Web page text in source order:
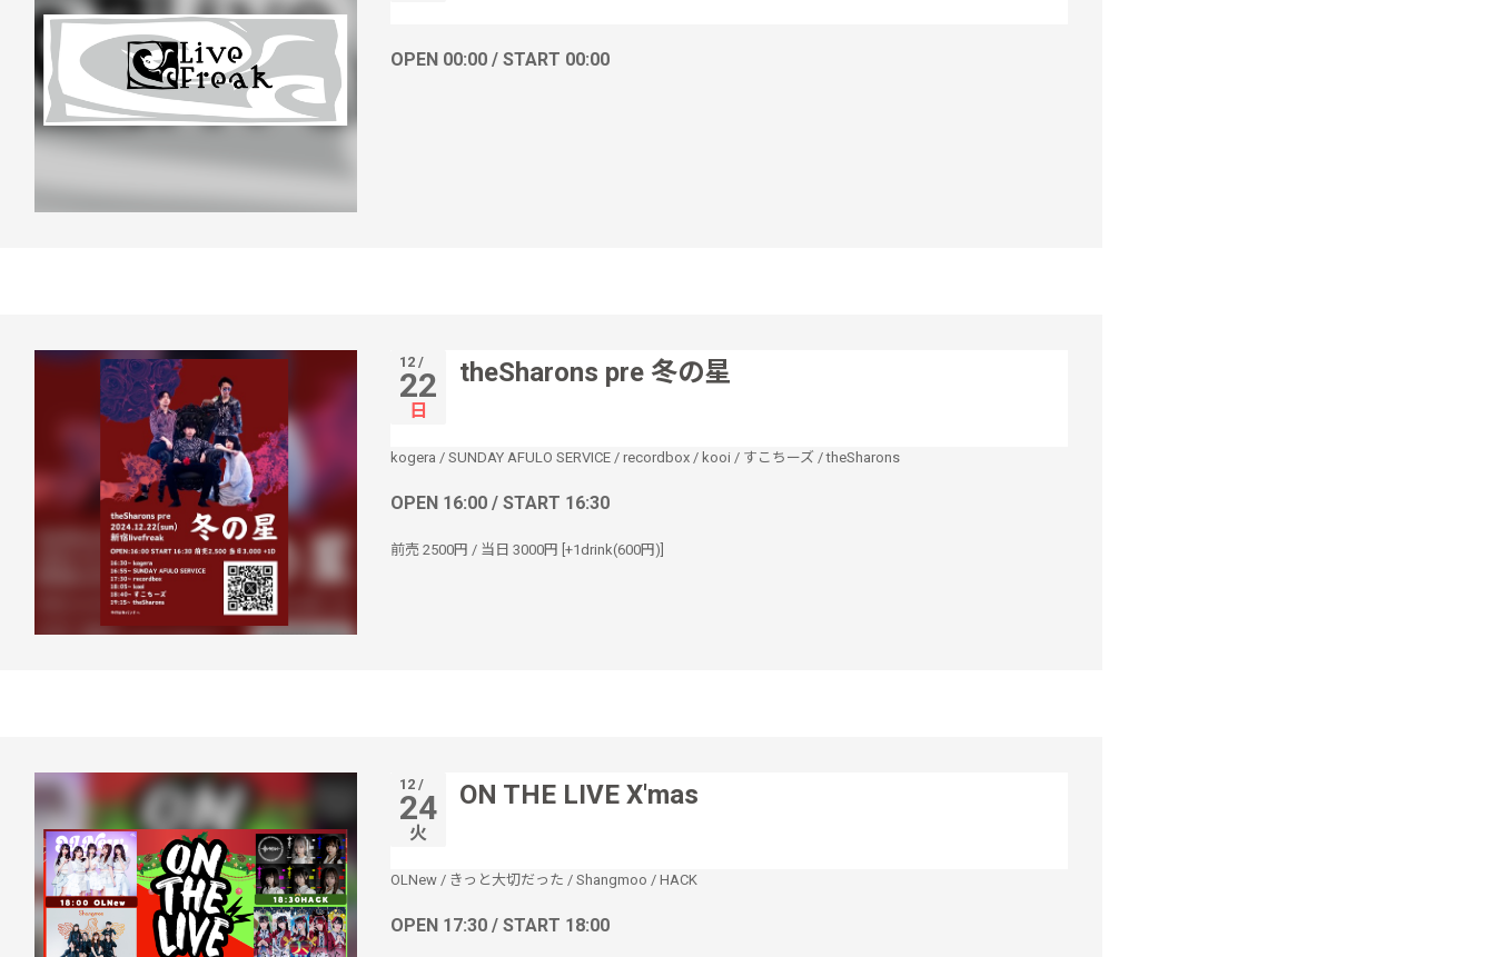
OPEN 00:00 / START 00:00
12 /
22
日
theSharons pre 冬の星
kogera / SUNDAY AFULO SERVICE/ recordbox/ kooi / すこちーズ/theSharons
OPEN 16:00 / START 16:30
前売 2500円 / 当日 3000円 [+1drink(600円)]
12 /
24
火
ON THE LIVE X'mas
OLNew/ きっと大切だった / Shangmoo / HACK
OPEN 17:30 / START 18:00